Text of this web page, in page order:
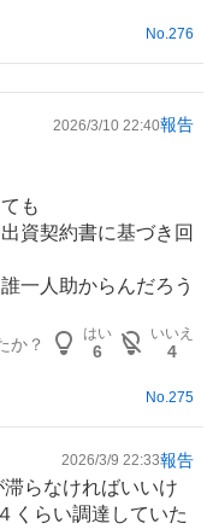
No. 276
2026/3/10 22:40報告
も
資契約書に基づき回
一人助からんだろう
か？
はい
6
いいえ
4
No.275
2026/3/9 22:33報告
らなければいいけ
くらい調達していた